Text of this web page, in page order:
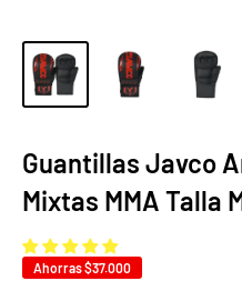
Guantillas Javco
Mixtas MMA Talla
Ahorras$37.000